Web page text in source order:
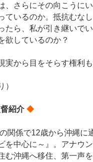
、さらにその向こうに
ているのか。抵抗むな
たら、私が引き継いで
欲しているのか？
実から目をそらす権利も
）
紹介 ◆
関係で12歳から沖縄
を中心に～』。アナウ
む沖縄へ移住、第一声